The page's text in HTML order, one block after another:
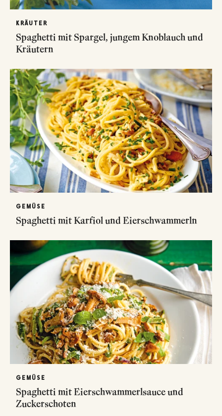
KRÄUTER
Spaghetti mit Spargel, jungem Knoblauch und
Kräutern
GEMÜSE
Spaghetti mit Karfiol und Eierschwammerln
GEMÜSE
Spaghetti mit Eierschwammerlsauce und
Zuckerschoten